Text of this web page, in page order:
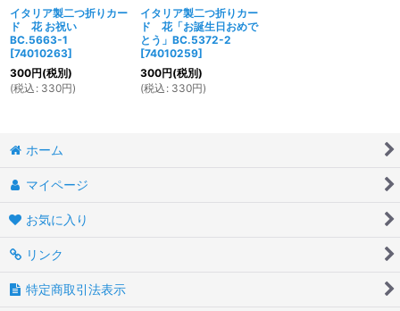
イタリア製二つ折りカー
ド 花 お祝い
BC.5663-1
[74010263]
300円(税別)
(税込 : 330円)
イタリア製二つ折りカー
ド 花「お誕生日おめで
とう」BC.5372-2
[74010259]
300円(税別)
(税込 : 330円)
ホーム
マイページ
お気に入り
リンク
特定商取引法表示